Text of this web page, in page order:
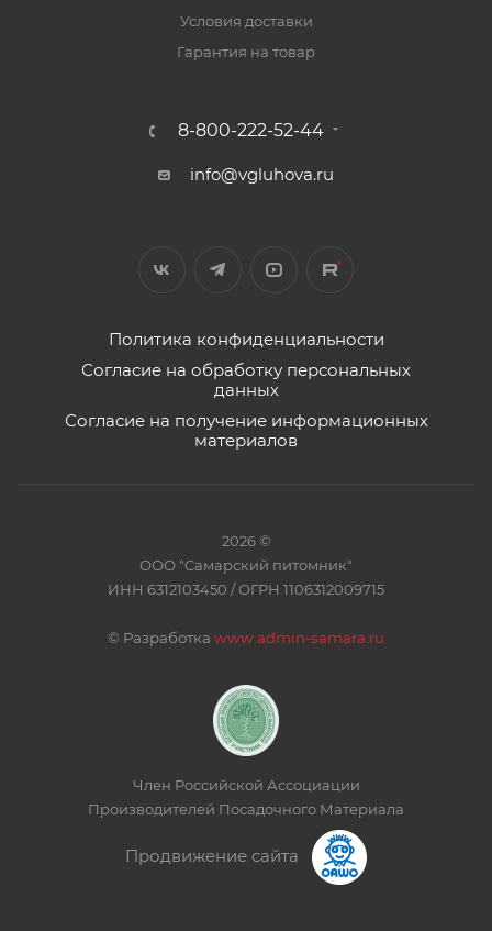
Условия доставки
Гарантия на товар
8-800-222-52-44
info@vgluhova.ru
Политика конфиденциальности
Согласие на обработку персональных
данных
Согласие на получение информационных
материалов
2026 ©
ООО "Самарский питомник"
ИНН 6312103450 / ОГРН 1106312009715
© Разработка www.admin-samara.ru
Член Российской Ассоциации
Производителей Посадочного Материала
Продвижение сайта